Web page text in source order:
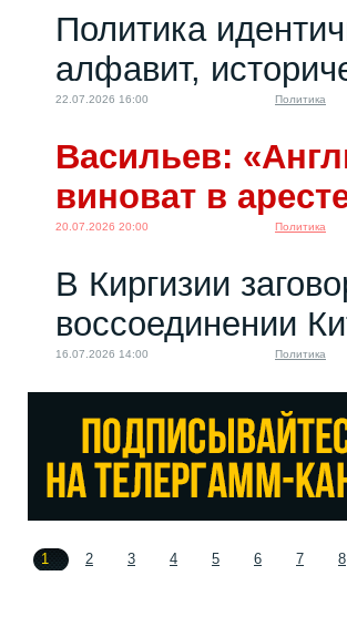
Политика
алфавит,
22.07.2026 16:00 Политика
Васильев:
виноват в
20.07.2026 20:00 Политика
В Киргизии
воссоединении
16.07.2026 14:00 Политика
1 2 3 4 5 6 7 8